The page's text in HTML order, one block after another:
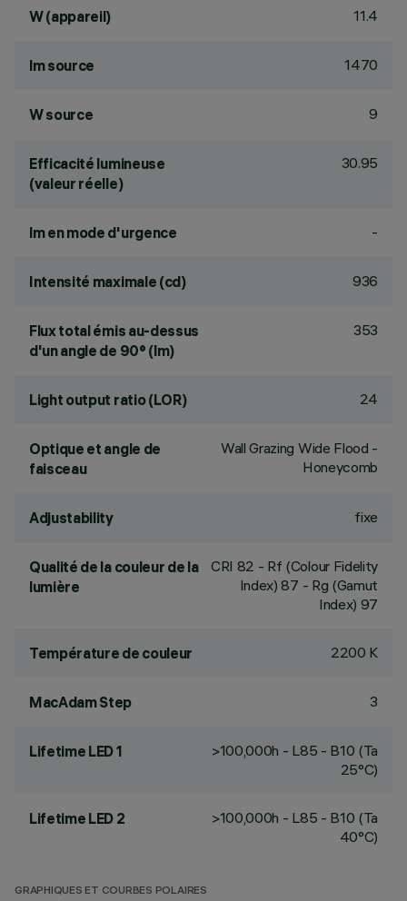
W (appareil) 11.4
lm source 1470
W source 9
Efficacité lumineuse
(valeur réelle)
30.95
lm en mode d'urgence -
Intensité maximale (cd) 936
Flux total émis au-dessus
d'un angle de 90° (lm)
353
Light output ratio (LOR) 24
Optique et angle de
faisceau
Wall Grazing Wide Flood -
Honeycomb
Adjustability fixe
Qualité de la couleur de la
lumière
CRI 82 - Rf (Colour Fidelity
Index) 87 - Rg (Gamut
Index) 97
Température de couleur 2200 K
MacAdam Step 3
Lifetime LED 1
>100,000h - L85 - B10 (Ta
25°C)
Lifetime LED 2
>100,000h - L85 - B10 (Ta
40°C)
GRAPHIQUES ET COURBES POLAIRES